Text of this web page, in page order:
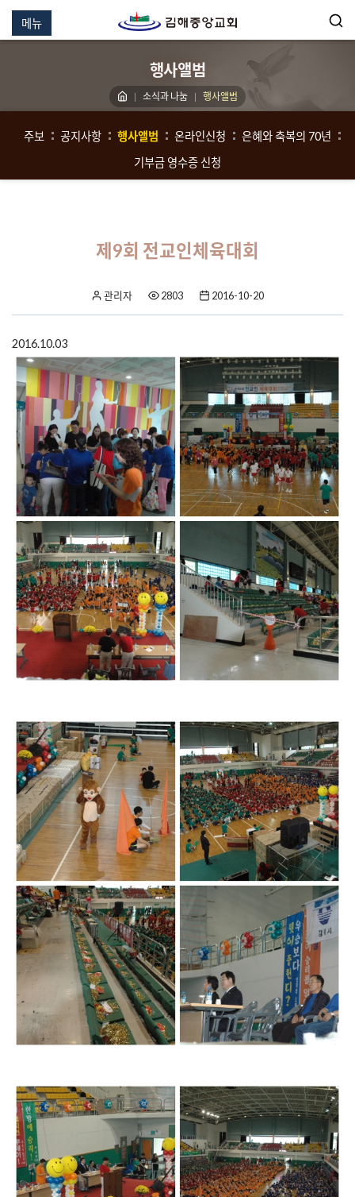
메뉴
행사앨범
소식과 나눔 행사앨범
주보 공지사항 행사앨범 온라인신청
은혜와 축복의 70년
기부금 영수증 신청
제9회 전교인체육대회
관리자 2803 2016-10-20
2016.10.03